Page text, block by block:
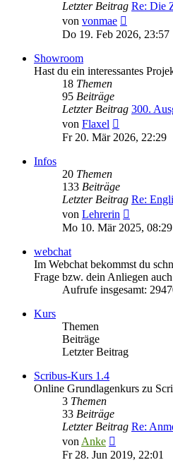
Letzter Beitrag Re: Die
von vonmae
Beitrag
Do 19. Feb 2026, 23:57
Showroom
Hast du ein interessantes
18 Themen
95 Beiträge
Letzter Beitrag 300.
von Flaxel
Beitrag
Fr 20. Mär 2026, 22:29
Infos
20 Themen
133 Beiträge
Letzter Beitrag Re:
von Lehrerin
Beitrag
Mo 10. Mär 2025, 08:29
webchat
Im Webchat bekommst du
Frage bzw. dein Anliegen
Aufrufe insgesamt:
Kurs
Themen
Beiträge
Letzter Beitrag
Scribus-Kurs 1.4
Online Grundlagenkurs zu
3 Themen
33 Beiträge
Letzter Beitrag Re:
von Anke
Beitrag
Fr 28. Jun 2019, 22:01